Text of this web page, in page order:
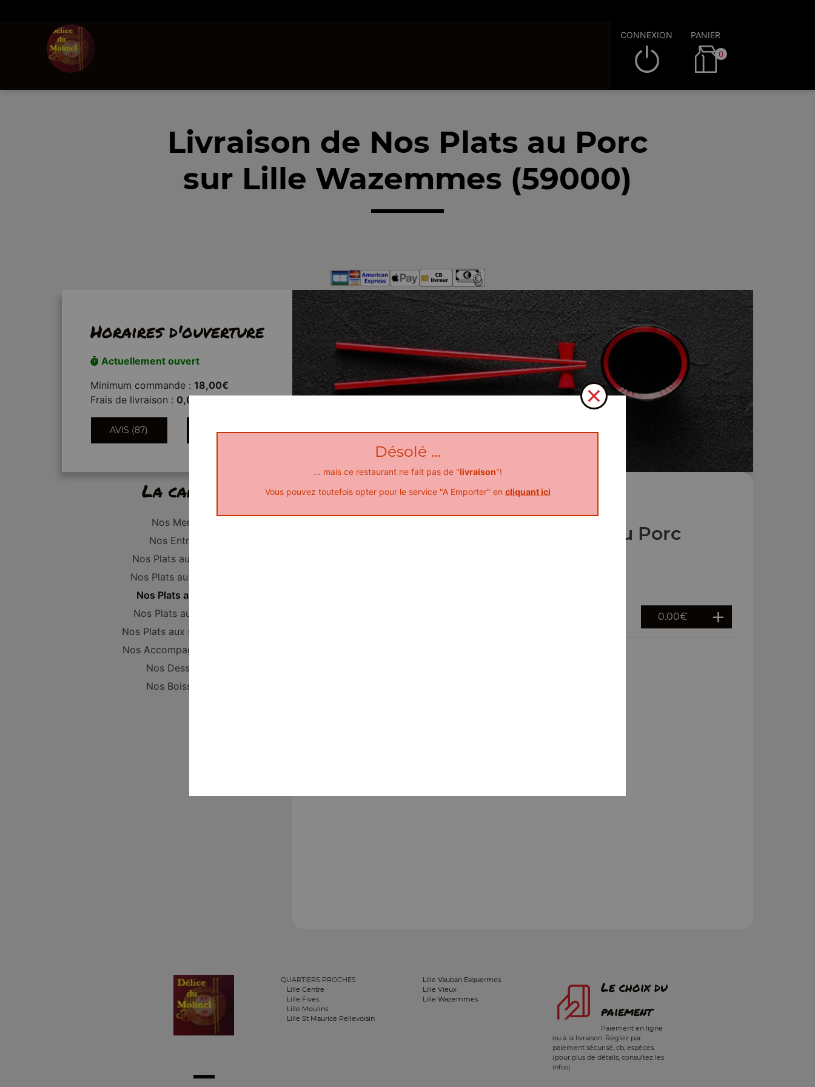
CONNEXION PANIER
0
Livraison de Nos Plats au Porc
sur Lille Wazemmes (59000)
Horaires d'ouverture
Actuellement ouvert
Minimum commande : 18,00€
Frais de livraison : 0,00€
AVIS (87) INFORMATIONS
La carte
Nos Menus
Nos Entrées
Nos Plats au Poulet
Nos Plats au Canard
Nos Plats au Porc
Nos Plats au Boeuf
Nos Plats aux Crevettes
Nos Accompagnements
Nos Desserts
Nos Boissons
Nos Plats au Porc
0.00€
QUARTIERS PROCHES
Lille Centre
Lille Fives
Lille Moulins
Lille St Maurice Pellevoisin
Lille Vauban Esquermes
Lille Vieux
Lille Wazemmes
Le choix du
paiement
Paiement en ligne
ou à la livraison. Réglez par
paiement sécurisé, cb, espèces.
(pour plus de détails, consultez les
infos)
Désolé ...
... mais ce restaurant ne fait pas de "livraison"!
Vous pouvez toutefois opter pour le service "A Emporter" en cliquant ici